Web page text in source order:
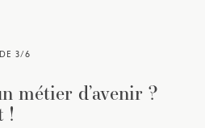
3/6
métier d’avenir ?
!